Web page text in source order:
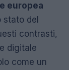
europea
stato del
contrasti,
digitale
come un